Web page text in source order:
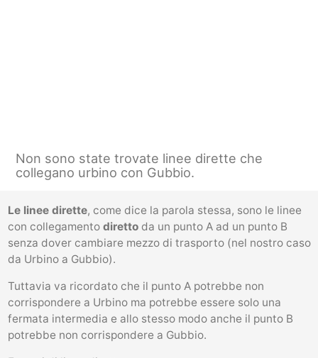
Non sono state trovate linee dirette che
collegano urbino con Gubbio.
Le linee dirette, come dice la parola stessa, sono le linee
con collegamento direttoda un punto A ad un punto B
senza dover cambiare mezzo di trasporto (nel nostro caso
da Urbino a Gubbio).
Tuttavia va ricordato che il punto A potrebbe non
corrispondere a Urbino ma potrebbe essere solo una
fermata intermedia e allo stesso modo anche il punto B
potrebbe non corrispondere a Gubbio.